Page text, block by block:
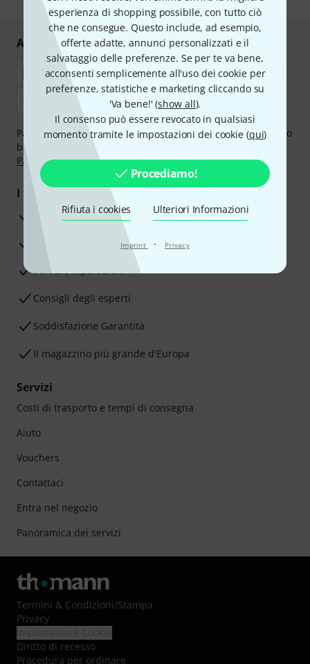
esperienza di shopping possibile, con tutto ciò
che ne consegue. Questo include, ad esempio,
offerte adatte, annunci personalizzati e il
salvataggio delle preferenze. Se per te va bene,
acconsenti semplicemente all'uso dei cookie per
preferenze, statistiche e marketing cliccando su
'Va bene!' (show all).
Il consenso può essere revocato in qualsiasi
momento tramite le impostazioni dei cookie (qui)
Procediamo!
Rifiuta i cookies Ulteriori Informazioni
Imprint · Privacy
Acquisti e pagamenti sicuri
Paga in tutta sicurezza con Contanti alla consegna, Bonifico
bancario, PayPal, Amazon Pay,
Paga in 3 rateoppure Carta di credito.
I tuoi vantaggi
3 anni di garanzia Thomann
30 giorni di garanzia soddisfatti o rimborsati
Servizio Riparazioni
Consigli degli esperti
Soddisfazione Garantita
Il magazzino più grande d'Europa
Servizi
Costi di trasporto e tempi di consegna
Aiuto
Vouchers
Contattaci
Entra nel negozio
Panoramica dei servizi
Termini & Condizioni/Stampa
Privacy
Diritto di recesso
Procedura per ordinare